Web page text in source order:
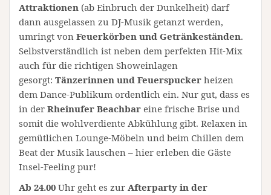
Attraktionen (ab Einbruch der Dunkelheit) darf
dann ausgelassen zu DJ-Musik getanzt werden,
umringt von Feuerkörben und Getränkeständen.
Selbstverständlich ist neben dem perfekten Hit-Mix
auch für die richtigen Showeinlagen
gesorgt: Tänzerinnen und Feuerspucker heizen
dem Dance-Publikum ordentlich ein. Nur gut, dass es
in der Rheinufer Beachbar eine frische Brise und
somit die wohlverdiente Abkühlung gibt. Relaxen in
gemütlichen Lounge-Möbeln und beim Chillen dem
Beat der Musik lauschen – hier erleben die Gäste
Insel-Feeling pur!
Ab 24.00 Uhr geht es zur Afterparty in der